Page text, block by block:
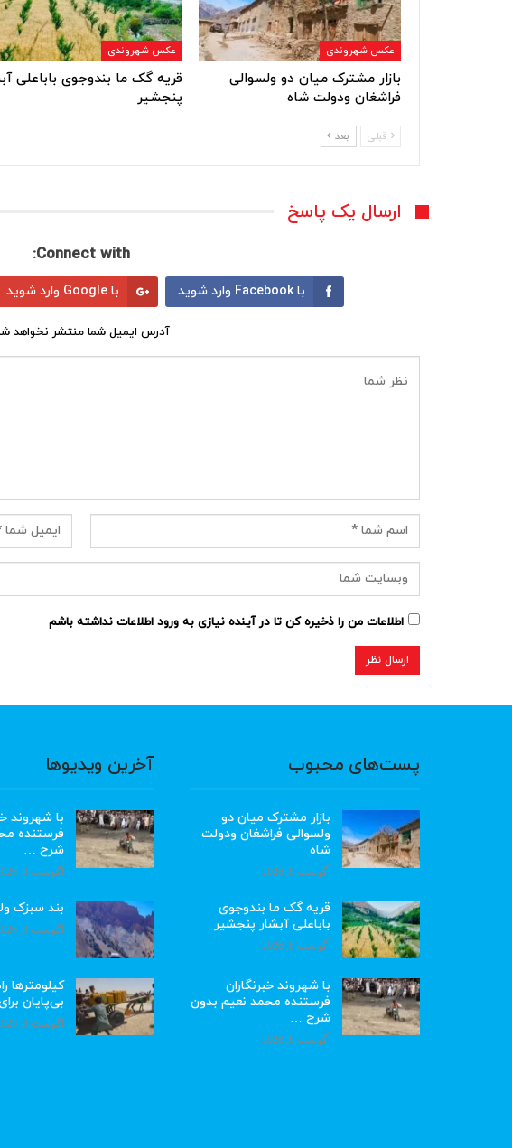
عکس شهروندی
بازار مشترک میان دو ولسوالی
فراشغان ودولت شاه
عکس شهروندی
قریه گک ما بندوجوی باباعلی
پنجشیر
قبلی بعد
ارسال یک پاسخ
Connect with:
با Facebook وارد شوید با Google وارد شوید
آدرس ایمیل شما منتشر نخواهد
اطلاعات من را ذخیره کن تا در آینده نیازی به ورود اطلاعات نداشته باشم
پست‌های محبوب
بازار مشترک میان دو
ولسوالی فراشغان ودولت
شاه
آگوست 8, 2026
قریه گک ما بندوجوی
باباعلی آبشار پنجشیر
آگوست 8, 2026
با شهروند خبرنگاران
فرستنده محمد نعیم بدون
شرح …
آگوست 8, 2026
آخرین ویدیوها
با شهروند
فرستنده
شرح …
آگوست 8, 2026
بند سبزک
آگوست 8, 2026
کیلومترها
بی‌پایان
آگوست 8, 2026